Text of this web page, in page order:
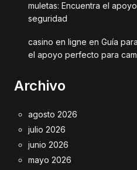
muletas: Encuentra el
seguridad
casino en ligne en Guía
el apoyo perfecto para
Archivo
agosto 2026
julio 2026
junio 2026
mayo 2026